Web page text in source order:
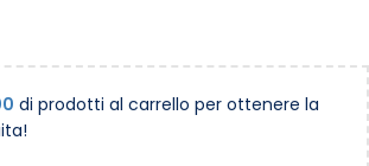
di prodotti al carrello per ottenere la